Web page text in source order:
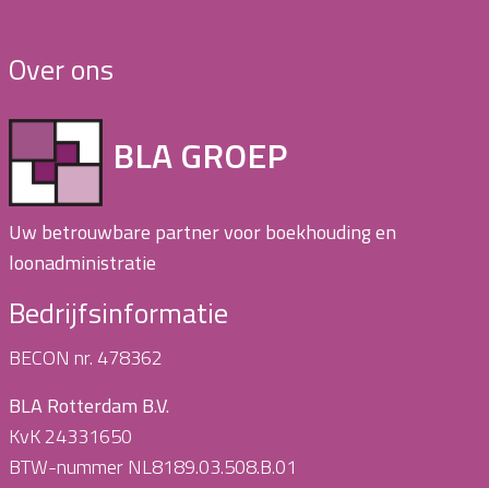
Over ons
BLA GROEP
Uw betrouwbare partner voor boekhouding en
loonadministratie
Bedrijfsinformatie
BECON nr. 478362
BLA Rotterdam B.V.
KvK 24331650
BTW-nummer NL8189.03.508.B.01